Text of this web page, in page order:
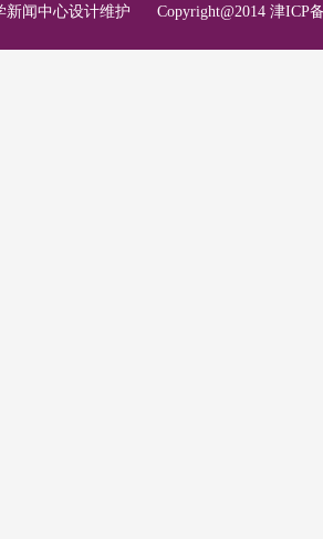
新闻中心设计维护 Copyright@2014 津ICP